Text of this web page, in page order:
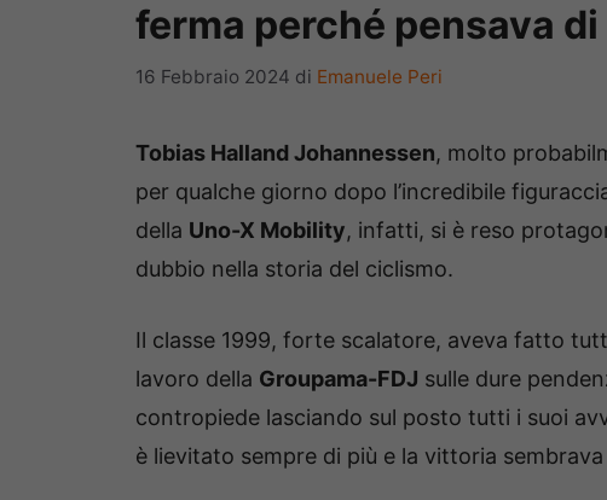
ferma perché pensava
16 Febbraio 2024 di Emanuele Peri
Tobias Halland Johannessen, molto
per qualche giorno dopo l’incredibile
della Uno-X Mobility, infatti, si è reso
dubbio nella storia del ciclismo.
Il classe 1999, forte scalatore, aveva fatto
lavoro della Groupama-FDJ sulle dure
contropiede lasciando sul posto tutti i suoi
è lievitato sempre di più e la vittoria